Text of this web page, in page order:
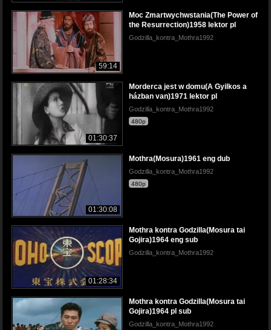
59:14
Moc Zmartwychwstania(The Power of
the Resurrection)1958 lektor pl
Godzilla_kontra_Mothra1992
01:30:37
Morderca jest w domu(A Gyilkos a
házban van)1971 lektor pl
Godzilla_kontra_Mothra1992
480p
01:30:08
Mothra(Mosura)1961 eng dub
Godzilla_kontra_Mothra1992
480p
01:28:34
Mothra kontra Godzilla(Mosura tai
Gojira)1964 eng sub
Godzilla_kontra_Mothra1992
Mothra kontra Godzilla(Mosura tai
Gojira)1964 pl sub
Godzilla_kontra_Mothra1992